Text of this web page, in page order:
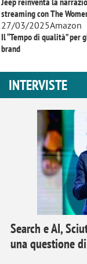
streaming conThe
27/03/2025Amazon
Il “Tempo di qualità” per
brand
INTERVISTE
Search e AI,
una questione